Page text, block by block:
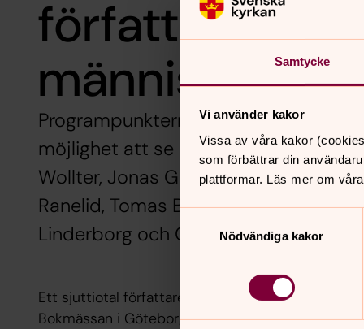
Samtycke
Vi använder kakor
Vissa av våra kakor
som förbättrar din
plattformar. Läs mer om
Samtyckesval
Nödvändiga kakor
människan
Programpunkterna på Bokmässan
möjlighet att se och lyssna till bland
Wollter, Jonas Gardell, Elisabeth
Ranelid, Tomas Bannerhed, Lena
Linderborg och Göran Greider.
Ett sjuttiotal författare besökte under de fyra
Bokmässan i Göteborg 2018.Samtalen finns att